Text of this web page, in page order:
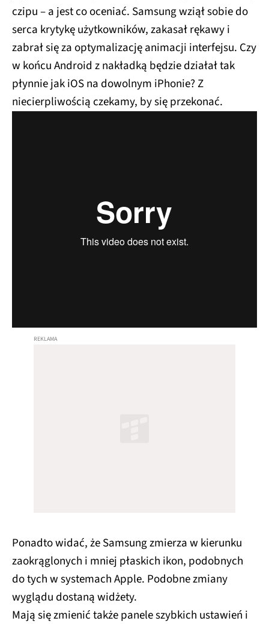
czipu – a jest co oceniać. Samsung wziął sobie do
serca krytykę użytkowników, zakasał rękawy i
zabrał się za optymalizację animacji interfejsu. Czy
w końcu Android z nakładką będzie działał tak
płynnie jak iOS na dowolnym iPhonie? Z
niecierpliwością czekamy, by się przekonać.
Ponadto widać, że Samsung zmierza w kierunku
zaokrąglonych i mniej płaskich ikon, podobnych
do tych w systemach Apple. Podobne zmiany
wyglądu dostaną widżety.
Mają się zmienić także panele szybkich ustawień i